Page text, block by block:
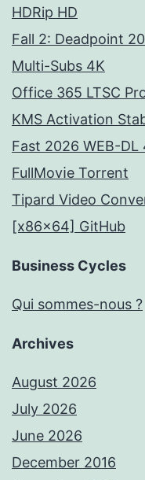
HDRip HD
Fall 2: Deadpoint
Multi-Subs 4K
Office 365 LTSC
KMS Activation
Fast 2026 WEB-DL
FullMov𝗂e Torrent
Tipard Video
[x86x64] GitHub
Business Cycles
Qui sommes-nous ?
Archives
August 2026
July 2026
June 2026
December 2016